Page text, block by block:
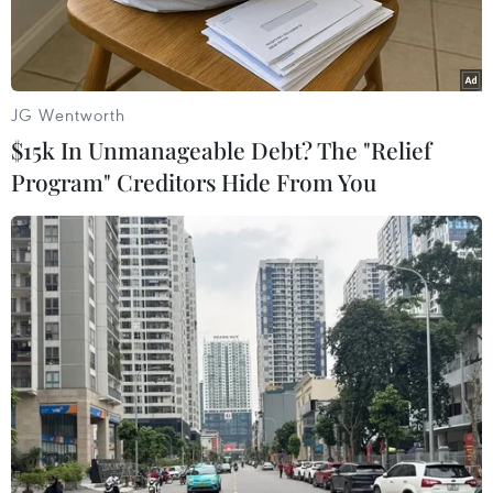
47 dự án vật liệu chiến lược nằm ở 13 quốc gia thành viên Liên
minh châu Âu. (Ảnh: EU)
Ngày 25/3, Ủy ban châu Âu (EC) đã công bố danh
sách 47 dự án chiến lược nhằm thúc đẩy sản
xuất 14 trong số 17 loại vật liệu được đánh giá
JG Wentworth
$15k In Unmanageable Debt? The "Relief
Program" Creditors Hide From You